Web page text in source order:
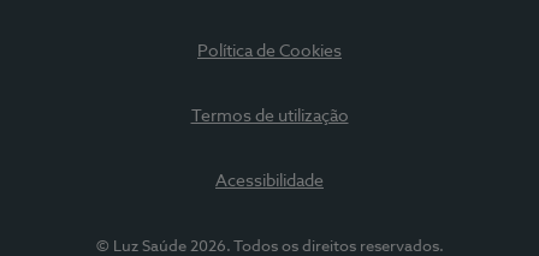
Política de Cookies
Termos de utilização
Acessibilidade
© Luz Saúde 2026. Todos os direitos reservados.